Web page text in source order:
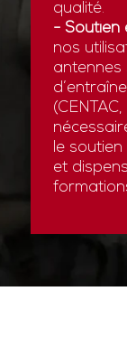
qualité.
- Soutien
nos
antennes
le
et